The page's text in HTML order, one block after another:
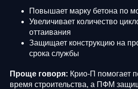
Повышает марку бетона по
Увеличивает количество
оттаивания
Защищает конструкцию на
срока службы
Проще говоря: Крио-П помогает
время строительства, а ПФМ